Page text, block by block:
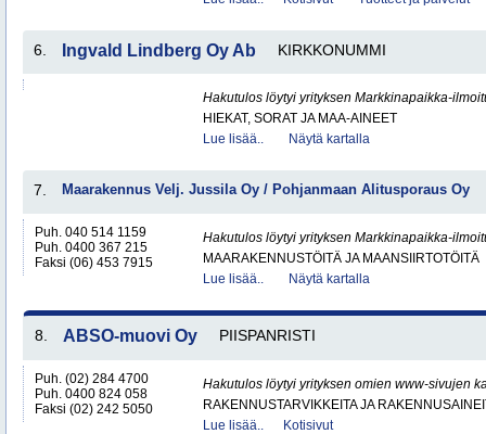
6. Ingvald Lindberg Oy Ab KIRKKONUMMI
Hakutulos löytyi yrityksen Markkinapaikka-
HIEKAT, SORAT JA MAA-AINEET
Lue lisää..
Näytä kartalla
7. Maarakennus Velj. Jussila Oy / Pohjanmaan Alitusporaus Oy
Puh. 040 514 1159
Puh. 0400 367 215
Faksi (06) 453 7915
Hakutulos löytyi yrityksen Markkinapaikka-
MAARAKENNUSTÖITÄ JA MAANSIIRTOTÖITÄ
Lue lisää..
Näytä kartalla
8. ABSO-muovi Oy PIISPANRISTI
Puh. (02) 284 4700
Puh. 0400 824 058
Faksi (02) 242 5050
Hakutulos löytyi yrityksen omien www-sivujen
RAKENNUSTARVIKKEITA JA
Lue lisää..
Kotisivut